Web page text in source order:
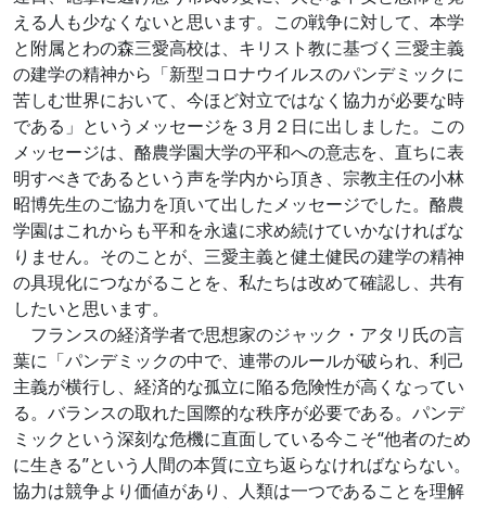
える人も少なくないと思います。この戦争に対して、本学
と附属とわの森三愛高校は、キリスト教に基づく三愛主義
の建学の精神から「新型コロナウイルスのパンデミックに
苦しむ世界において、今ほど対立ではなく協力が必要な時
である」というメッセージを３月２日に出しました。この
メッセージは、酪農学園大学の平和への意志を、直ちに表
明すべきであるという声を学内から頂き、宗教主任の小林
昭博先生のご協力を頂いて出したメッセージでした。酪農
学園はこれからも平和を永遠に求め続けていかなければな
りません。そのことが、三愛主義と健土健民の建学の精神
の具現化につながることを、私たちは改めて確認し、共有
したいと思います。
フランスの経済学者で思想家のジャック・アタリ氏の言
葉に「パンデミックの中で、連帯のルールが破られ、利己
主義が横行し、経済的な孤立に陥る危険性が高くなってい
る。バランスの取れた国際的な秩序が必要である。パンデ
ミックという深刻な危機に直面している今こそ“他者のため
に生きる”という人間の本質に立ち返らなければならない。
協力は競争より価値があり、人類は一つであることを理解